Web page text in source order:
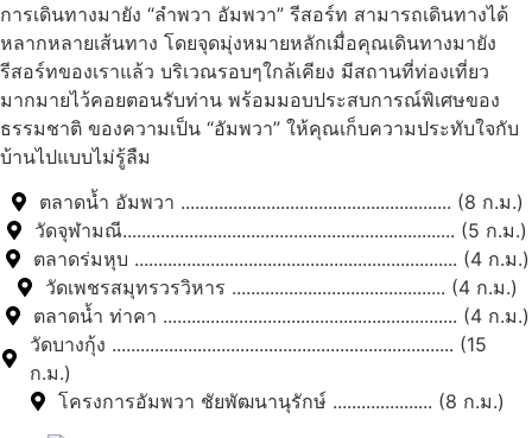
การเดินทางมายัง “ลำพวา อัมพวา” รีสอร์ท สามารถเดินทางได้
หลากหลายเส้นทาง โดยจุดมุ่งหมายหลักเมื่อคุณเดินทางมายัง
รีสอร์ทของเราแล้ว บริเวณรอบๆใกล้เคียง มีสถานที่ท่องเที่ยว
มากมายไว้คอยตอนรับท่าน พร้อมมอบประสบการณ์พิเศษของ
ธรรมชาติ ของความเป็น “อัมพวา” ให้คุณเก็บความประทับใจกับ
บ้านไปแบบไม่รู้ลืม
ตลาดน้ำ อัมพวา ......................................................... (8 ก.ม.)
วัดจุฬามณี...................................................................... (5 ก.ม.)
ตลาดร่มหุบ .................................................................... (4 ก.ม.)
วัดเพชรสมุทรวรวิหาร ............................................. (4 ก.ม.)
ตลาดน้ำ ท่าคา .............................................................. (4 ก.ม.)
วัดบางกุ้ง ........................................................................ (15
ก.ม.)
โครงการอัมพวา ชัยพัฒนานุรักษ์ ..................... (8 ก.ม.)